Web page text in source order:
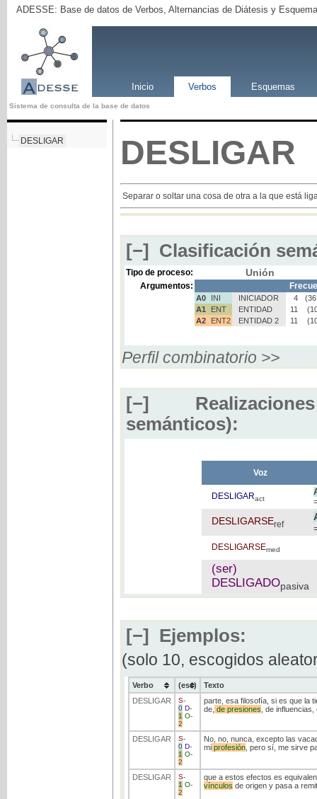
ADESSE: Base de datos de Verbos, Alternancias de Diátesis y
Inicio Verbos Esquemas
Sistema de consulta de la base de datos
DESLIGAR DESLIGAR
Separar o soltar una cosa de otra a la que está
[−] Clasificación
Tipo de proceso: Unión
Argumentos:
A0 INI INICIADOR 4
A1
ENT ENTIDAD 11
A2
ENT2 ENTIDAD 2 11
Perfil combinatorio >>
[−]
semánticos):
Voz
DESLIGARact
DESLIGARSEref
DESLIGARSEmed
(ser)
DESLIGADOpasiva
[−] Ejemplos:
(solo 10, escogidos
Verbo (ess)
Texto
DESLIGAR
S-
0 D-
1 O-
2
parte, esa filosofía, si es que la
de, depresiones , de
DESLIGAR S-
0 D-
1 O-
2
No, no, nunca, excepto las
miprofesión, pero sí, me sirve
DESLIGAR S-
1 O-
2
que a estos efectos es
vínculos de origen y pasa a